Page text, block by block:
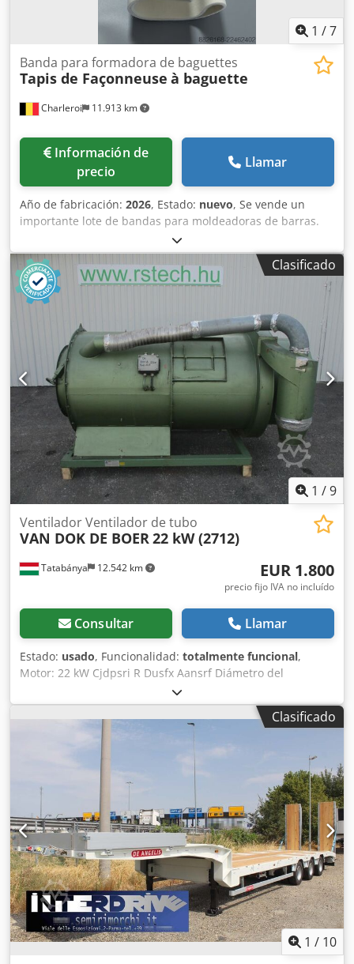
1 /7
Charleroi 11.913 km
Banda para formadora de baguettes
Tapis de Façonneuse à baguette
Información de
precio
Llamar
Año de fabricación: 2026, Estado: nuevo, Se vende un
importante lote de bandas para moldeadoras de barras.
Marcas disponibles: - MAJOR - BONGARD - MERAND
TENOR/TREGOR - BERTRAND EURO2000 - BERTRAND
EUROMAP - JAC - PANIRECORD F73 - PANIRECORD F60/F57 -
SINMAG - PAVAILLER - STAFF Credpfx Aszqt Tcjanef Precios
unitarios y al por mayor. Se venden en kits completos para
una moldeadora, que incluyen: - Banda delantera - Banda
trasera - Banda inferior de refuerzo - Banda de recepción
Clasificado
1 /9
Tatabánya 12.542 km
Ventilador Ventilador de tubo
VAN DOK DE BOER22 kW (2712)
EUR 1.800
precio fijo IVA no incluído
Consultar Llamar
Estado: usado, Funcionalidad: totalmente funcional,
Motor: 22 kW Cjdpsri R Dusfx Aansrf Diámetro del
ventilador: 700 mm Longitud: 2500 mm
Clasificado
1 / 10